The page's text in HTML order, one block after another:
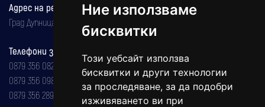
Ние използваме
бисквитки
Този уебсайт използва
бисквитки и други технологии
за проследяване, за да подобри
изживяването ви при
Адрес на редакцията
Град Дупница, ул.''Христо Ботев" 43
Телефони за реклама и абонаменти
0879 356 082
0879 356 098
0879 356 289